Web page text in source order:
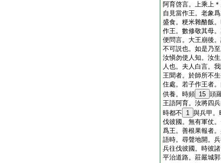
阿育啓言。上乘上
自見當作王。老象
盛食。粳米雜酪飯
作王。數修敬其母
便問言。大王崩後
不可説也。如是乃
汝愼勿使人知。汝
人也。夫人白言。
王聞者。於師所不
住處。若子作王者
供養。時頻 15 頭
王語阿育。汝將四
時都不
1 與兵甲。
伐彼國。無有軍仗
爲王。善根果報者
語時。尋聲地開。
兵往伐彼國。時彼
平治道路。莊嚴城